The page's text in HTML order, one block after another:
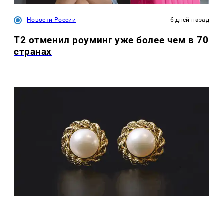
Новости России 6 дней назад
Т2 отменил роуминг уже более чем в 70
странах